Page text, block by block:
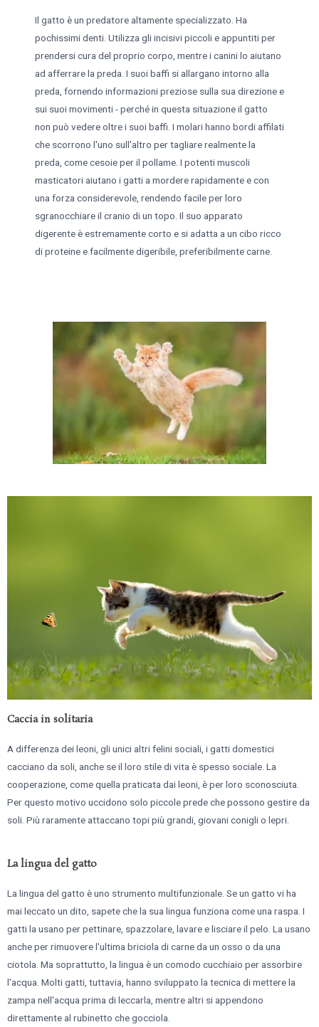
Il gatto è un predatore altamente specializzato. Ha
pochissimi denti. Utilizza gli incisivi piccoli e appuntiti per
prendersi cura del proprio corpo, mentre i canini lo aiutano
ad afferrare la preda. I suoi baffi si allargano intorno alla
preda, fornendo informazioni preziose sulla sua direzione e
sui suoi movimenti - perché in questa situazione il gatto
non può vedere oltre i suoi baffi. I molari hanno bordi affilati
che scorrono l'uno sull'altro per tagliare realmente la
preda, come cesoie per il pollame. I potenti muscoli
masticatori aiutano i gatti a mordere rapidamente e con
una forza considerevole, rendendo facile per loro
sgranocchiare il cranio di un topo. Il suo apparato
digerente è estremamente corto e si adatta a un cibo ricco
di proteine e facilmente digeribile, preferibilmente carne.
Caccia in solitaria
A differenza dei leoni, gli unici altri felini sociali, i gatti domestici
cacciano da soli, anche se il loro stile di vita è spesso sociale. La
cooperazione, come quella praticata dai leoni, è per loro sconosciuta.
Per questo motivo uccidono solo piccole prede che possono gestire da
soli. Più raramente attaccano topi più grandi, giovani conigli o lepri.
La lingua del gatto
La lingua del gatto è uno strumento multifunzionale. Se un gatto vi ha
mai leccato un dito, sapete che la sua lingua funziona come una raspa. I
gatti la usano per pettinare, spazzolare, lavare e lisciare il pelo. La usano
anche per rimuovere l'ultima briciola di carne da un osso o da una
ciotola. Ma soprattutto, la lingua è un comodo cucchiaio per assorbire
l'acqua. Molti gatti, tuttavia, hanno sviluppato la tecnica di mettere la
zampa nell'acqua prima di leccarla, mentre altri si appendono
direttamente al rubinetto che gocciola.